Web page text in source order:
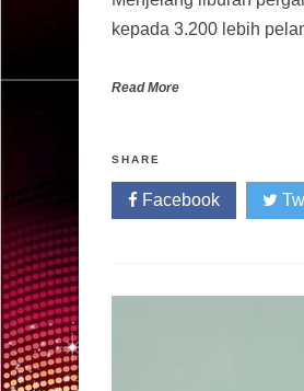
kepada 3.200 lebih
Read More
SHARE
Facebook